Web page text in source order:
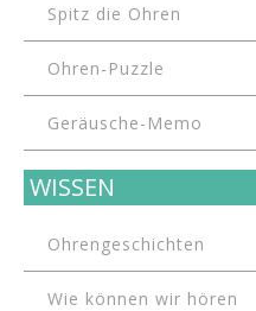
Spitz die Ohren
Ohren-Puzzle
Geräusche-Memo
WISSEN
Ohrengeschichten
Wie können wir hören